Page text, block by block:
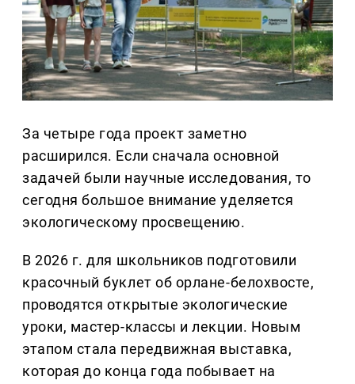
За четыре года проект заметно
расширился. Если сначала основной
задачей были научные исследования, то
сегодня большое внимание уделяется
экологическому просвещению.
В 2026 г. для школьников подготовили
красочный буклет об орлане-белохвосте,
проводятся открытые экологические
уроки, мастер-классы и лекции. Новым
этапом стала передвижная выставка,
которая до конца года побывает на